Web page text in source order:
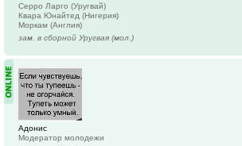
Серро Ларго (Уругвай)
Квара Юнайтед (Нигерия)
Моркам (Англия)
зам. в сборной Уругвая (мол.)
Адонис
Модератор молодежи